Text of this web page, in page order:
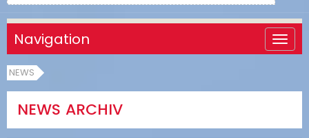
Navigation
NEWS
NEWS ARCHIV